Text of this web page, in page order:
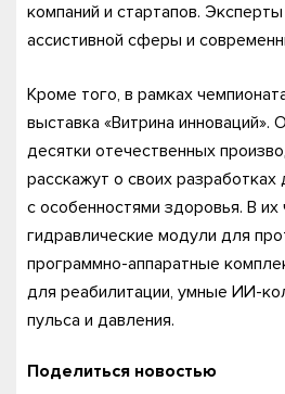
компаний и стартапов.
ассистивной сферы и
Кроме того, в рамках
выставка «Витрина инноваций».
десятки отечественных
расскажут о своих
с особенностями здоровья. В их
гидравлические модули для
программно-аппаратные
для реабилитации, умные ИИ-
пульса и давления.
Поделиться новостью